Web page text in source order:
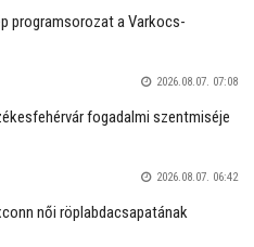
programsorozat a Varkocs-
2026.08.07. 07:08
fogadalmi szentmiséje
2026.08.07. 06:42
női röplabdacsapatának